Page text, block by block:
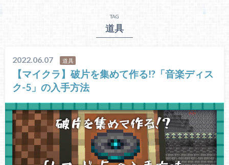
TAG
道具
2022.06.07 道具
【マイクラ】破片を集めて作る!?「音楽ディス
ク-5」の入手方法